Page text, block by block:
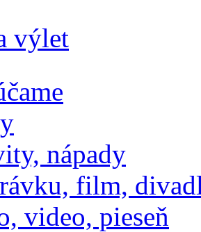
výlet
nápady
film,
video, pieseň